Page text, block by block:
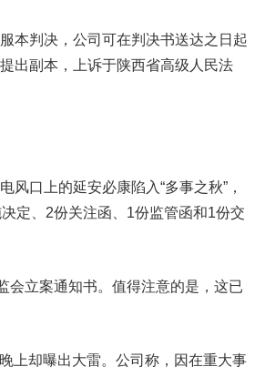
判决，公司可在判决书送达之日起
出副本，上诉于陕西省高级人民法
口上的延安必康陷入“多事之秋”，
定、2份关注函、1份监管函和1份交
立案通知书。值得注意的是，这已
却曝出大雷。公司称，因在重大事